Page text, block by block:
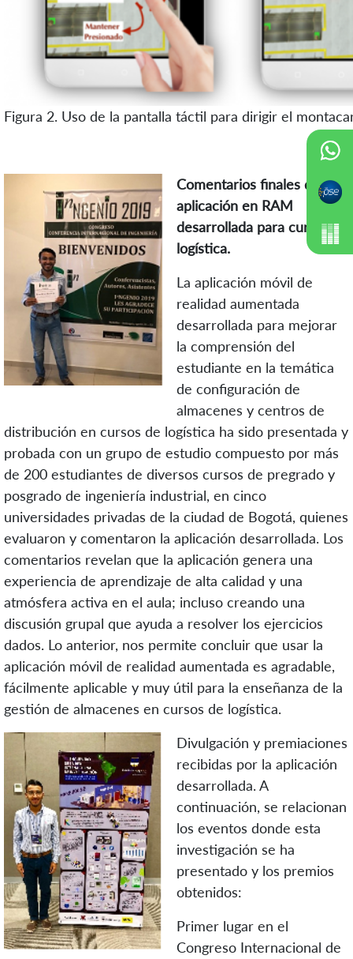
Figura 2. Uso de la pantalla táctil para dirigir el
Comentarios finales de la
aplicación en RAM
desarrollada para cursos de
logística.
La aplicación móvil de
realidad aumentada
desarrollada para mejorar
la comprensión del
estudiante en la temática
de configuración de
almacenes y centros de
distribución en cursos de logística ha sido presentada y
probada con un grupo de estudio compuesto por más
de 200 estudiantes de diversos cursos de pregrado y
posgrado de ingeniería industrial, en cinco
universidades privadas de la ciudad de Bogotá, quienes
evaluaron y comentaron la aplicación desarrollada. Los
comentarios revelan que la aplicación genera una
experiencia de aprendizaje de alta calidad y una
atmósfera activa en el aula; incluso creando una
discusión grupal que ayuda a resolver los ejercicios
dados. Lo anterior, nos permite concluir que usar la
aplicación móvil de realidad aumentada es agradable,
fácilmente aplicable y muy útil para la enseñanza de la
gestión de almacenes en cursos de logística.
Divulgación y premiaciones
recibidas por la aplicación
desarrollada. A
continuación, se relacionan
los eventos donde esta
investigación se ha
presentado y los premios
obtenidos:
Primer lugar en el
Congreso Internacional de